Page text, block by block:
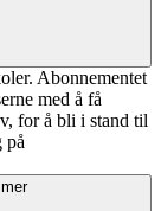
Abonnementet
med å få
for å bli i stand til
på